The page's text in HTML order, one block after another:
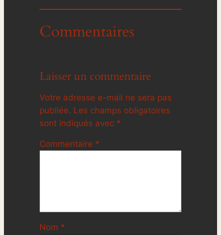
Commentaires
Laisser un commentaire
Votre adresse e-mail ne sera pas
publiée. Les champs obligatoires
sont indiqués avec *
Commentaire *
Nom *